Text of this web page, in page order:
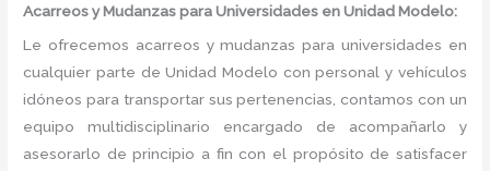
Acarreos y Mudanzas para Universidades en Unidad Modelo:
Le ofrecemos acarreos y mudanzas para universidades en
cualquier parte de Unidad Modelo con personal y vehículos
idóneos para transportar sus pertenencias, contamos con un
equipo multidisciplinario encargado de acompañarlo y
asesorarlo de principio a fin con el propósito de satisfacer